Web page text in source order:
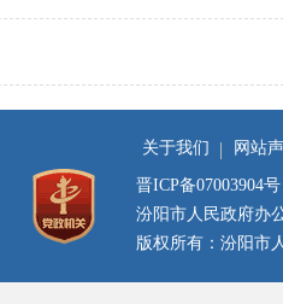
关于我们 网站
晋ICP备07003904号
汾阳市人民政府办
版权所有：汾阳市